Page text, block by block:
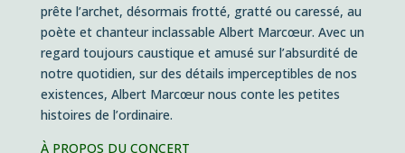
prête l’archet, désormais frotté, gratté ou caressé, au
poète et chanteur inclassable Albert Marcœur. Avec un
regard toujours caustique et amusé sur l’absurdité de
notre quotidien, sur des détails imperceptibles de nos
existences, Albert Marcœur nous conte les petites
histoires de l’ordinaire.
À PROPOS DU CONCERT